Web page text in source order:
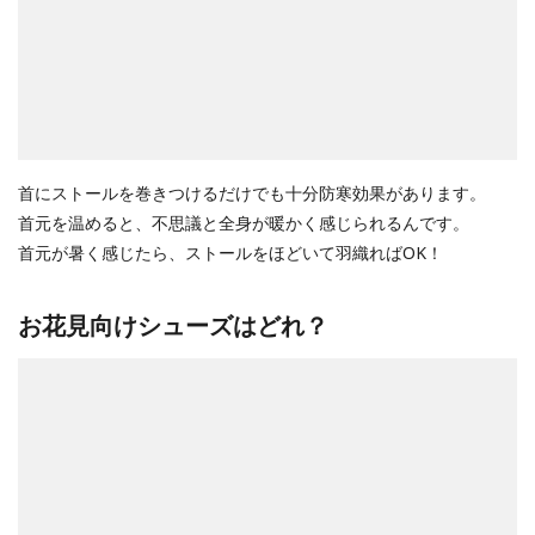
首にストールを巻きつけるだけでも十分防寒効果があります。
首元を温めると、不思議と全身が暖かく感じられるんです。
首元が暑く感じたら、ストールをほどいて羽織ればOK！
お花見向けシューズはどれ？